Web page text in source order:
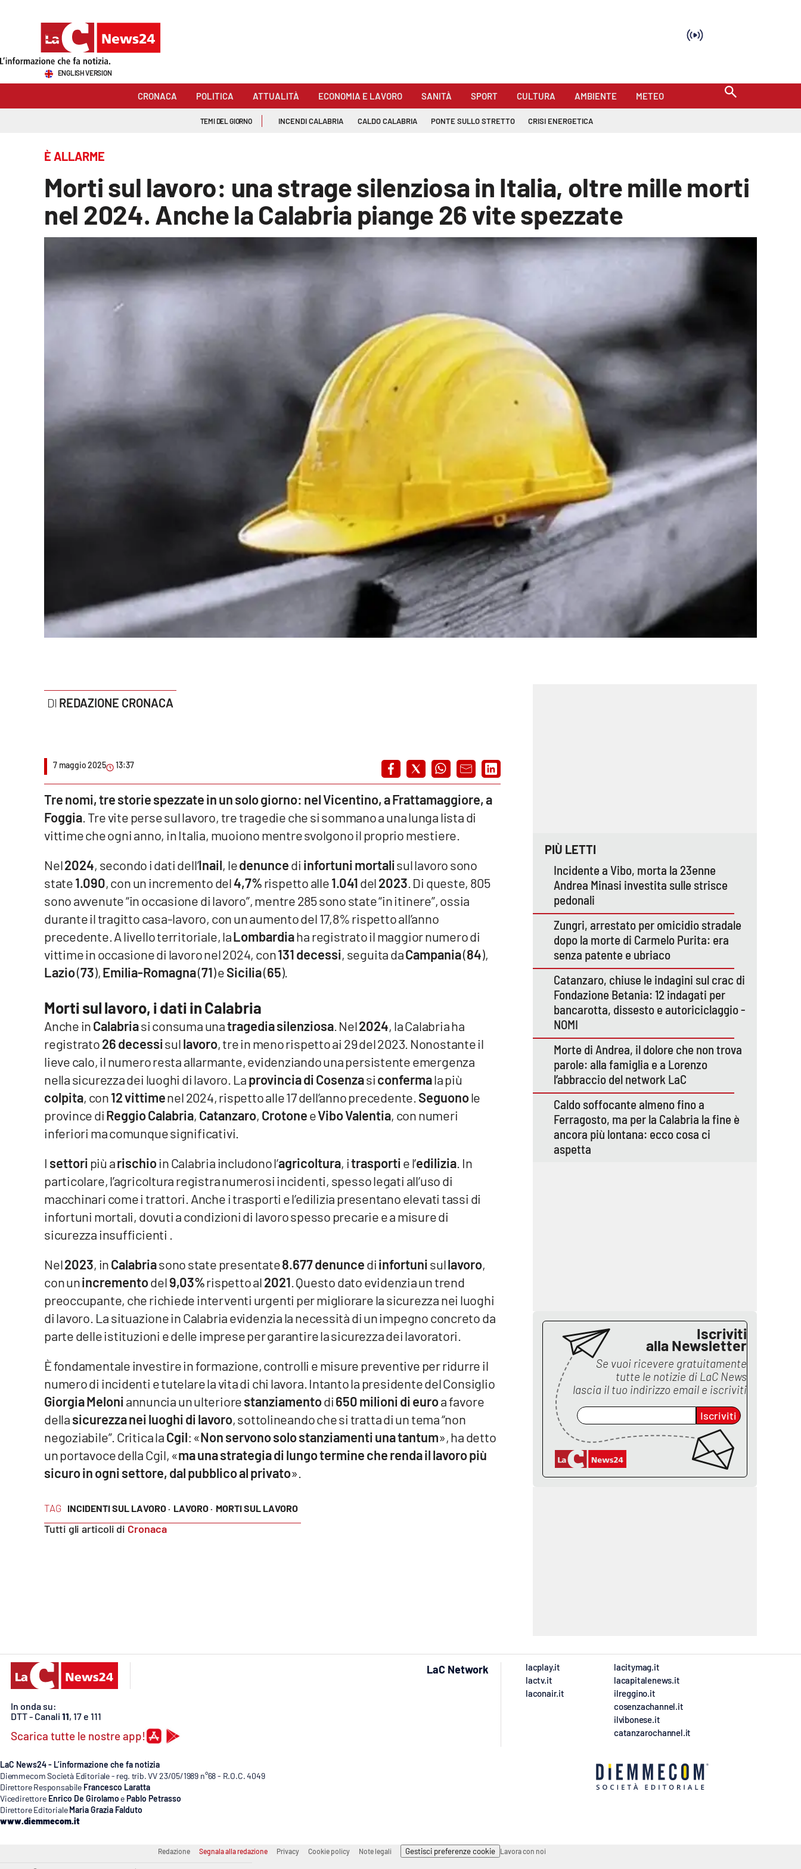
Sezioni
Economia e lavoro
Parchi Marini Calabria
Imprese Di Calabria
Le perfidie di Antonella Grippo
Venti di comunicazione
Streaming
LaC Network
Vibo Valentia
Buona Sanità Calabria
Calabriavisione
Destinazioni
Lacitymag.it
Catanzarochannel.it
App
ENGLISH VERSION
CRONACA POLITICA ATTUALITÀ ECONOMIA E LAVORO SANITÀ SPORT CULTURA AMBIENTE METEO
TEMI DEL GIORNO INCENDI CALABRIA CALDO CALABRIA PONTE SULLO STRETTO CRISI ENERGETICA
È ALLARME
Morti sul lavoro: una strage silenziosa in Italia, oltre mille morti
nel 2024. Anche la Calabria piange 26 vite spezzate
REDAZIONE CRONACA
7 maggio 2025 13:37
TAG INCIDENTI SUL LAVORO · LAVORO · MORTI SUL LAVORO
Tutti gli articoli di Cronaca
Tre nomi, tre storie spezzate in un solo giorno: nel Vicentino, a Frattamaggiore, a
Foggia . Tre vite perse sul lavoro, tre tragedie che si sommano a una lunga lista di
vittime che ogni anno, in Italia, muoiono mentre svolgono il proprio mestiere.
Nel2024, secondo i dati dell’Inail, ledenuncedi infortuni mortalisul lavoro sono
state1.090, con un incremento del4,7%rispetto alle1.041del2023 . Di queste, 805
sono avvenute “in occasione di lavoro”, mentre 285 sono state “in itinere”, ossia
durante il tragitto casa-lavoro, con un aumento del 17,8% rispetto all’anno
precedente. A livello territoriale, laLombardiaha registrato il maggior numero di
vittime in occasione di lavoro nel 2024, con131 decessi, seguita daCampania(84),
Lazio(73),Emilia-Romagna(71) eSicilia(65).
Morti sul lavoro, i dati in Calabria
Anche inCalabriasi consuma unatragedia silenziosa. Nel2024, la Calabria ha
registrato26 decessisullavoro, tre in meno rispetto ai 29 del 2023. Nonostante il
lieve calo, il numero resta allarmante, evidenziando una persistente emergenza
nella sicurezza dei luoghi di lavoro. Laprovincia diCosenzasiconfermala più
colpita, con12 vittimenel 2024, rispetto alle 17 dell’anno precedente. Seguonole
province diReggio Calabria, Catanzaro, CrotoneeVibo Valentia, con numeri
inferiori ma comunque significativi.
I settori più arischioin Calabria includono l’agricoltura, itrasportie l’edilizia . In
particolare, l’agricoltura registra numerosi incidenti, spesso legati all’uso di
macchinari come i trattori. Anche i trasporti e l’edilizia presentano elevati tassi di
infortuni mortali, dovuti a condizioni di lavoro spesso precarie e a misure di
sicurezza insufficienti .
Nel2023, inCalabriasono state presentate8.677 denuncediinfortunisullavoro,
con unincrementodel9,03%rispetto al2021 . Questo dato evidenzia un trend
preoccupante, che richiede interventi urgenti per migliorare la sicurezza nei luoghi
di lavoro. La situazione in Calabria evidenzia la necessità di un impegno concreto da
parte delle istituzioni e delle imprese per garantire la sicurezza dei lavoratori.
È fondamentale investire in formazione, controlli e misure preventive per ridurre il
numero di incidenti e tutelare la vita di chi lavora. Intanto la presidente del Consiglio
Giorgia Meloniannuncia un ulteriorestanziamentodi650 milioni di euroa favore
dellasicurezza nei luoghi di lavoro, sottolineando che si tratta di un tema “non
negoziabile”. Critica laCgil: «Non servono solo stanziamenti una tantum», ha detto
un portavoce della Cgil, «ma una strategia di lungo termine che renda il lavoro più
sicuro in ogni settore, dal pubblico al privato».
PIÙ LETTI
Incidente a Vibo, morta la 23enne
Andrea Minasi investita sulle strisce
pedonali
Zungri, arrestato per omicidio stradale
dopo la morte di Carmelo Purita: era
senza patente e ubriaco
Catanzaro, chiuse le indagini sul crac di
Fondazione Betania: 12 indagati per
bancarotta, dissesto e autoriciclaggio -
NOMI
Morte di Andrea, il dolore che non trova
parole: alla famiglia e a Lorenzo
l’abbraccio del network LaC
Caldo soffocante almeno fino a
Ferragosto, ma per la Calabria la fine è
ancora più lontana: ecco cosa ci
aspetta
Iscriviti
alla Newsletter
Se vuoi ricevere gratuitamente
tutte le notizie di LaC News
lascia il tuo indirizzo email e iscriviti
Iscriviti
In onda su:
DTT - Canali 11, 17 e 111
Scarica tutte le nostre app!
LaC Network
lacplay.it
lactv.it
laconair.it
lacitymag.it
lacapitalenews.it
ilreggino.it
cosenzachannel.it
ilvibonese.it
catanzarochannel.it
LaC News24 - L’informazione che fa notizia
Diemmecom Società Editoriale - reg. trib. VV 23/05/1989 n°68 - R.O.C. 4049
Direttore Responsabile Francesco Laratta
Vicedirettore Enrico De Girolamo e Pablo Petrasso
Direttore Editoriale Maria Grazia Falduto
www.diemmecom.it
Redazione Segnala alla redazione Privacy Cookie policy Note legali Gestisci preferenze cookie Lavora con noi